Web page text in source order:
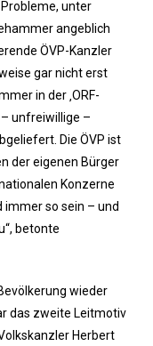
unter
angeblich
ÖVP-Kanzler
gar nicht erst
in der ‚ORF-
– unfreiwillige –
Die ÖVP ist
der eigenen Bürger
Konzerne
so sein – und
betonte
wieder
das zweite Leitmotiv
Herbert